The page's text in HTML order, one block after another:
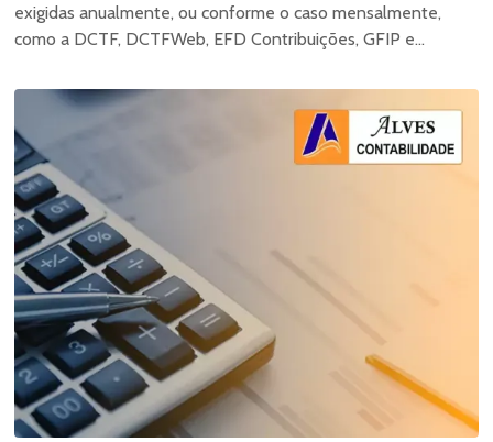
exigidas anualmente, ou conforme o caso mensalmente,
como a DCTF, DCTFWeb, EFD Contribuições, GFIP e...